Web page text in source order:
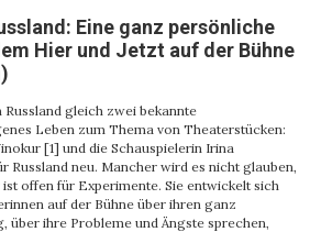
Eine ganz persönliche
Hier und Jetzt auf der Bühne
Russland gleich zwei bekannte
Leben zum Thema von Theaterstücken:
[1] und die Schauspielerin Irina
Russland neu. Mancher wird es nicht glauben,
offen für Experimente. Sie entwickelt sich
auf der Bühne über ihren ganz
über ihre Probleme und Ängste sprechen,